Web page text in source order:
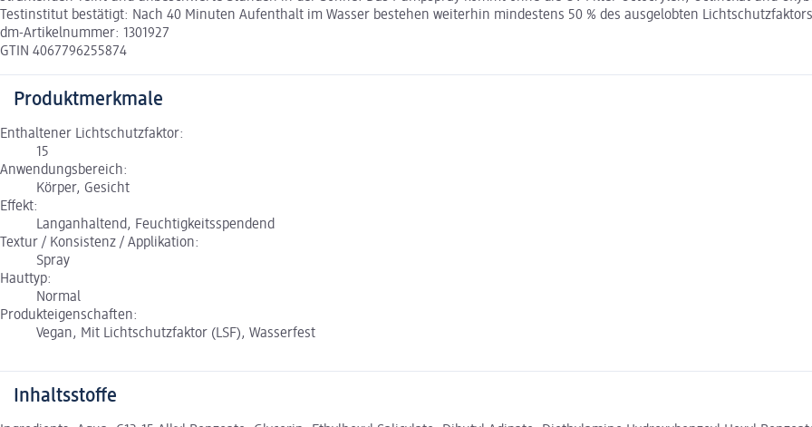
Testinstitut bestätigt: Nach 40 Minuten Aufenthalt im Wasser bestehen weiterhin mindestens 50 % des ausgelobten
dm-Artikelnummer: 1301927
GTIN 4067796255874
Produktmerkmale
Enthaltener Lichtschutzfaktor:
15
Anwendungsbereich:
Körper, Gesicht
Effekt:
Langanhaltend, Feuchtigkeitsspendend
Textur / Konsistenz / Applikation:
Spray
Hauttyp:
Normal
Produkteigenschaften:
Vegan, Mit Lichtschutzfaktor (LSF), Wasserfest
Inhaltsstoffe